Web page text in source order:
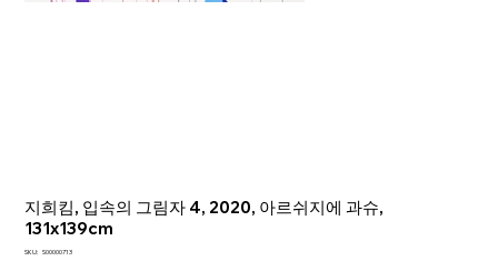
지희킴, 입속의 그림자 4, 2020, 아르쉬지에 과슈,
131x139cm
SKU: SKU
S00000713